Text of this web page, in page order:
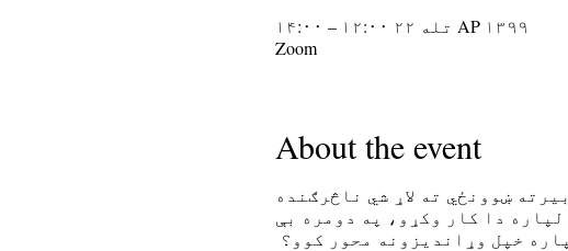
AP ۱۳۹۹ تله ۲۲ ۱۲:۰۰ – ۱۴:۰۰
Zoom
About the event
ښوونځي ته لاړ شي ناڅرګنده
دا کار وکړو، په دومره بې
خپل وړاندیزونه محور کوو؟